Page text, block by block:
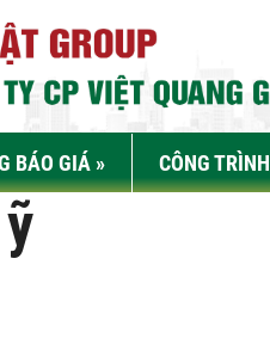
BÁO GIÁ » CÔNG TRÌNH